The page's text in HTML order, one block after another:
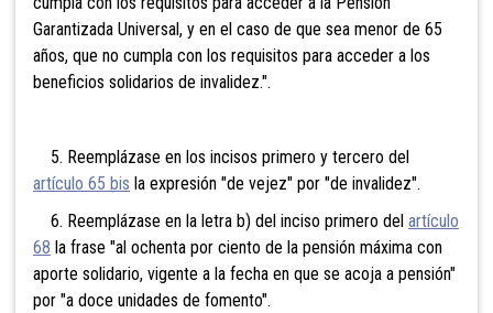
Garantizada Universal, y en el caso de que sea menor de 65
años, que no cumpla con los requisitos para acceder a los
beneficios solidarios de invalidez.".
5. Reemplázase en los incisos primero y tercero del
artículo 65 bis la expresión "de vejez" por "de invalidez".
6. Reemplázase en la letra b) del inciso primero del artículo
68 la frase "al ochenta por ciento de la pensión máxima con
aporte solidario, vigente a la fecha en que se acoja a pensión"
por "a doce unidades de fomento".